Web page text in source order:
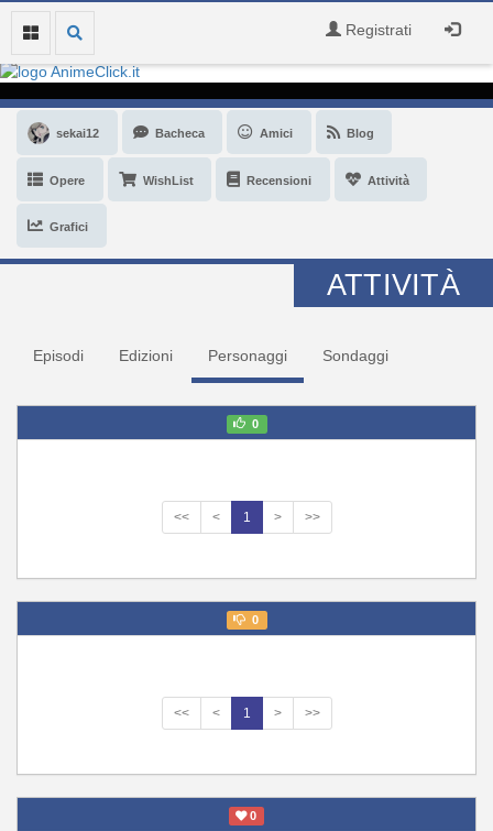
Registrati
sekai12 Bacheca Amici Blog
Opere WishList Recensioni Attività
Grafici
ATTIVITÀ
Episodi Edizioni Personaggi Sondaggi
0
<< < 1 > >>
0
<< < 1 > >>
0